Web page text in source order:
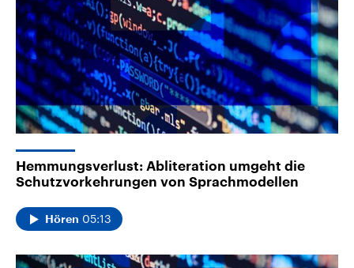
Hemmungsverlust: Abliteration umgeht die
Schutzvorkehrungen von Sprachmodellen
Hören 05:13